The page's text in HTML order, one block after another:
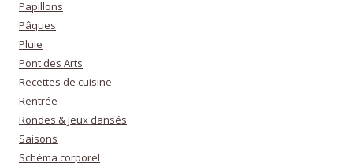
Papillons
Pâques
Pluie
Pont des Arts
Recettes de cuisine
Rentrée
Rondes & Jeux dansés
Saisons
Schéma corporel